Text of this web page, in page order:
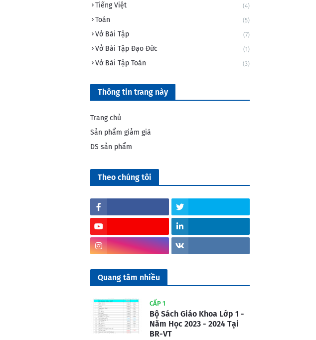
Tiếng Việt (4)
Toán (5)
Vở Bài Tập (7)
Vở Bài Tập Đạo Đức (1)
Vở Bài Tập Toán (3)
Thông tin trang này
Trang chủ
Sản phẩm giảm giá
DS sản phẩm
Theo chúng tôi
Quang tâm nhiều
CẤP 1
Bộ Sách Giáo Khoa Lớp 1 -
Năm Học 2023 - 2024 Tại
BR-VT